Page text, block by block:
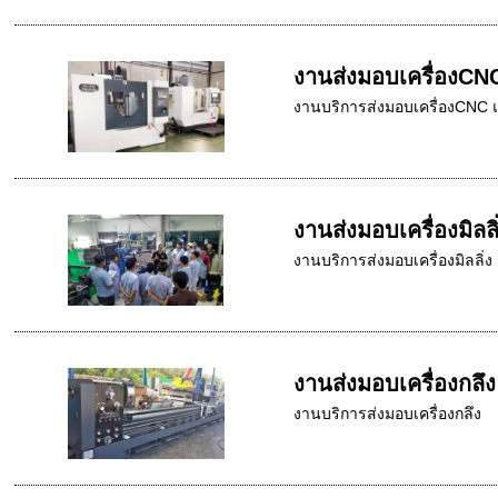
งานส่งมอบเครื่อง
งานบริการส่งมอบเครื่องCNC
งานส่งมอบเครื่องมิล
งานบริการส่งมอบเครื่องมิลลิ่ง
งานส่งมอบเครื่องกลึง
งานบริการส่งมอบเครื่องกลึง